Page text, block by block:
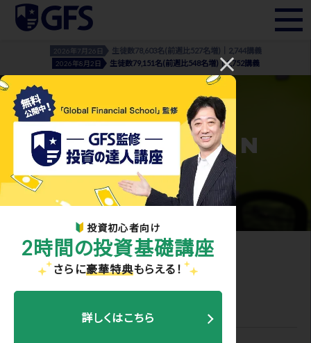
2026年7月26日 生徒数78,603名(前週比527名増)｜2,744講義
2026年8月2日 生徒数79,151名(前週比548名増)｜2,752講義
投資初心者向け
2時間の投資基礎講座
さらに豪華特典もらえる！
詳しくはこちら
INFORMATION
- お知らせ・メディア実績 -
ホーム>お知らせ・メディア実績> famous_investors_top
2021.04.19